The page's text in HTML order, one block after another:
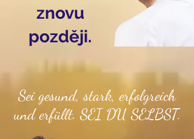
znovu
později.
Sei gesund, stark, erfolgreich
und erfüllt. SEI DU SELBST.